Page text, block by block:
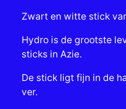
M
i
s
i
l
Zwart en witte stick
Hydro is de grootste
sticks in Azie.
De stick ligt fijn in de
ver.